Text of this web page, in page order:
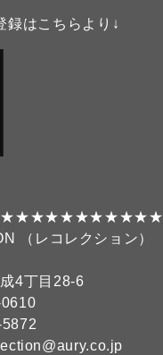
録はこちらより↓
（レコレクション）
4丁目28-6